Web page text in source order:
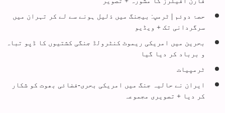
حصۂ دوئم | ٹرمپ: بیجنگ میں ذلیل ہونے سے لے کر تہران میں
سرگردانی تک + ویڈیو
بحرین میں امریکی ریموٹ کنٹرولڈ جنگی کشتیوں کا ڈپو تباہ
و برباد کر دیا گیا
ٹرمپیات
ایران نے حالیہ جنگ میں امریکی بحری-فضائی بھوت کو شکار
کر دیا + تصویری مجموعہ